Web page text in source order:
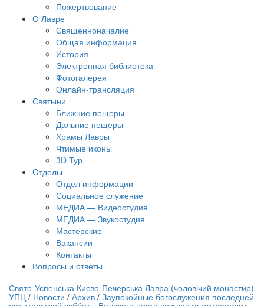
Пожертвование
О Лавре
Священноначалие
Общая информация
История
Электронная библиотека
Фотогалерея
Онлайн-трансляция
Святыни
Ближние пещеры
Дальние пещеры
Храмы Лавры
Чтимые иконы
3D Тур
Отделы
Отдел информации
Социальное служение
МЕДИА — Видеостудия
МЕДИА — Звукостудия
Мастерские
Вакансии
Контакты
Вопросы и ответы
трансляция | 12 сентября
Свято-Успенська Києво-Печерська Лавра (чоловічий монастир)
УПЦ / Новости / Архив / Заупокойные богослужения последней